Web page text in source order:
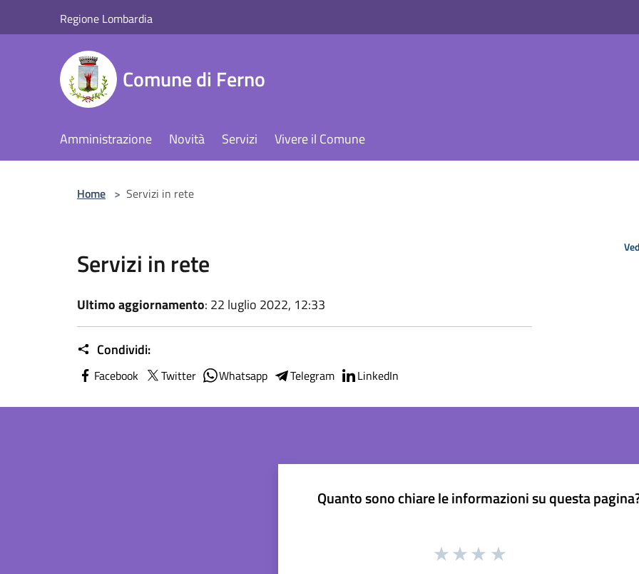
Regione Lombardia
Comune di Ferno
Amministrazione Novità Servizi Vivere il Comune
Home > Servizi in rete
Servizi in rete
Ultimo aggiornamento: 22 luglio 2022, 12:33
Condividi:
Facebook Twitter Whatsapp Telegram LinkedIn
Quanto sono chiare le informazioni su questa